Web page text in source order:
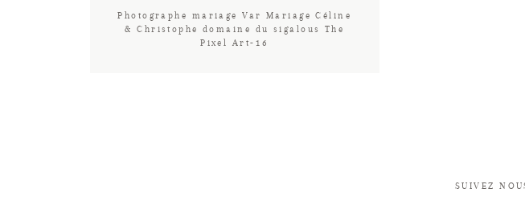
Photographe mariage Var Mariage Céline
& Christophe domaine du sigalous The
Pixel Art-16
SUIVEZ